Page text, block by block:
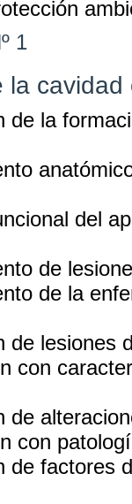
1
la cavidad
de la
del
de
de la
de lesiones
con
de
con
de factores